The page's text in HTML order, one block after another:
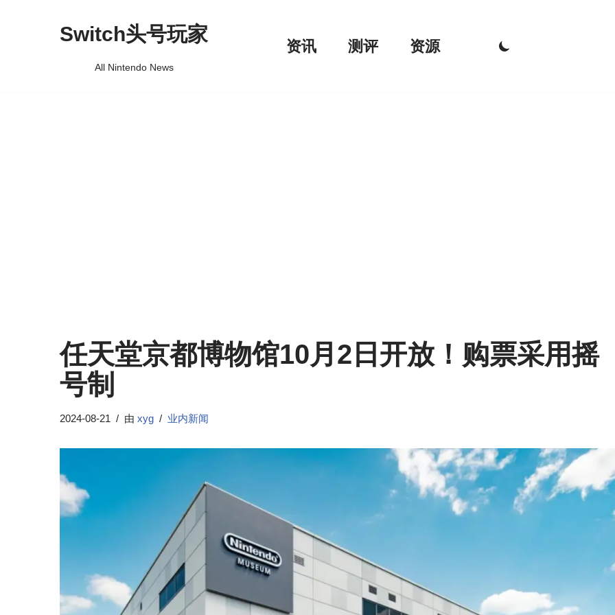
Switch头号玩家
All Nintendo News
资讯 测评 资源
任天堂京都博物馆10月2日开放！购票采用摇
号制
2024-08-21 由 xyg 业内新闻